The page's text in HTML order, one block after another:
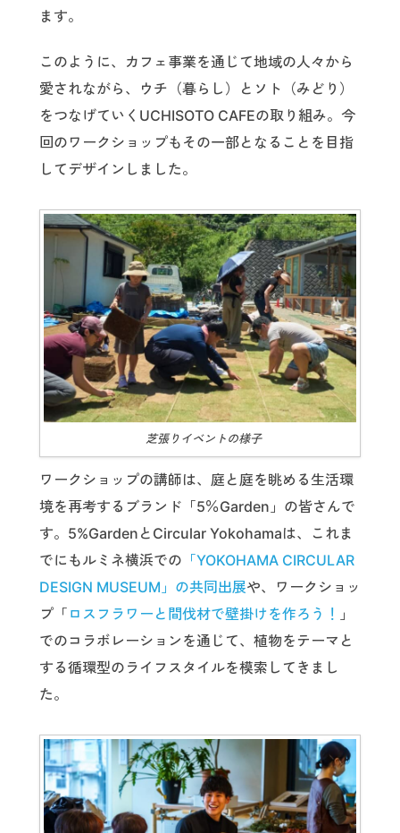
ます。
このように、カフェ事業を通じて地域の人々から
愛されながら、ウチ（暮らし）とソト（みどり）
をつなげていくUCHISOTO CAFEの取り組み。今
回のワークショップもその一部となることを目指
してデザインしました。
芝張りイベントの様子
ワークショップの講師は、庭と庭を眺める生活環
境を再考するブランド「5％Garden」の皆さんで
す。5%GardenとCircular Yokohamaは、これま
でにもルミネ横浜での 「YOKOHAMA CIRCULAR
DESIGN MUSEUM」の共同出展や、ワークショッ
プ「 ロスフラワーと間伐材で壁掛けを作ろう！ 」
でのコラボレーションを通じて、植物をテーマと
する循環型のライフスタイルを模索してきまし
た。